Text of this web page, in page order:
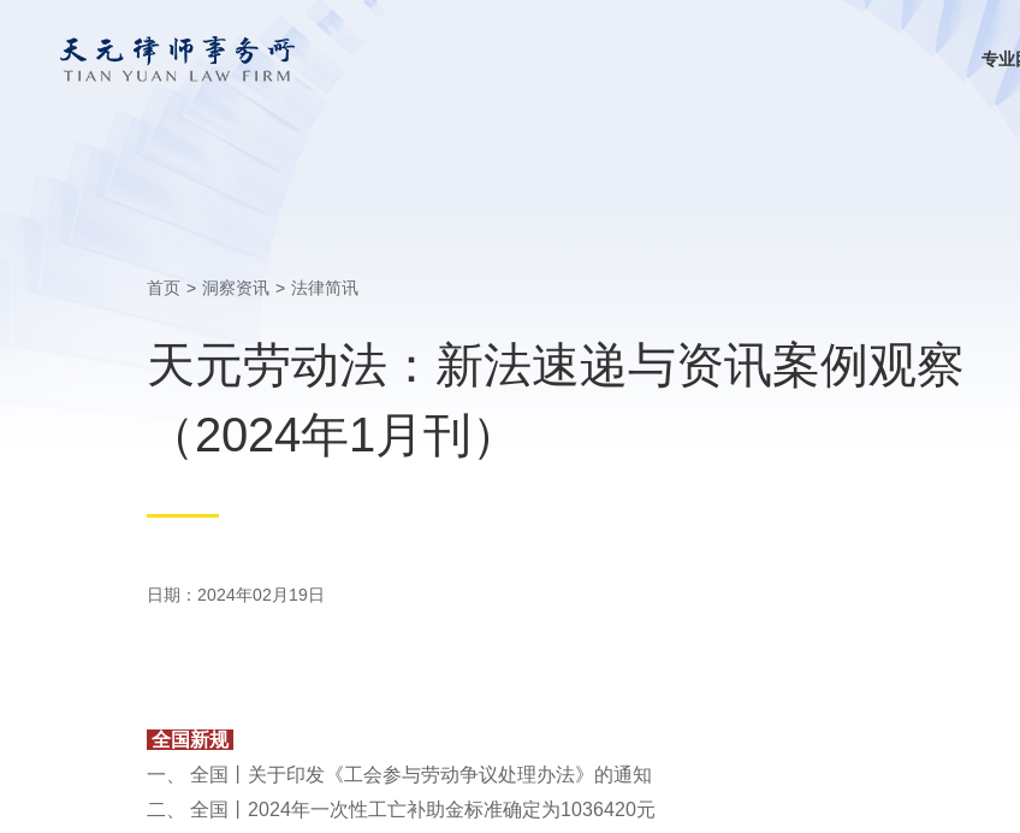
专业
首页 > 洞察资讯 > 法律简讯
天元劳动法：新法速递与资讯案例观察
（2024年1月刊）
日期：2024年02月19日
全国新规
一、 全国丨关于印发《工会参与劳动争议处理办法》的通知
二、 全国丨2024年一次性工亡补助金标准确定为1036420元